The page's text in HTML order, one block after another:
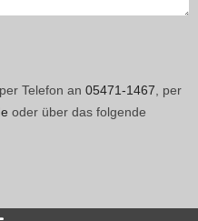
Telefon an 05471-1467 , per
oder über das folgende